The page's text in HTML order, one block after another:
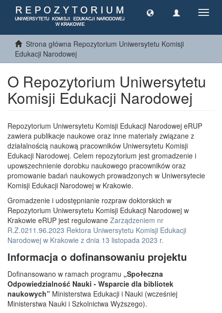
Strona główna Repozytorium Uniwersytetu Komisji
Edukacji Narodowej
O Repozytorium Uniwersytetu
Komisji Edukacji Narodowej
Repozytorium Uniwersytetu Komisji Edukacji Narodowej eRUP
zawiera publikacje naukowe oraz inne materiały związane z
działalnością naukową pracowników Uniwersytetu Komisji
Edukacji Narodowej. Celem repozytorium jest gromadzenie i
upowszechnienie dorobku naukowego pracowników oraz
promowanie badań naukowych prowadzonych w Uniwersytecie
Komisji Edukacji Narodowej w Krakowie.
Gromadzenie i udostępnianie rozpraw doktorskich w
Repozytorium Uniwersytetu Komisji Edukacji Narodowej w
Krakowie eRUP jest regulowane Zarządzeniem nr
R.Z.0211.96.2023 Rektora Uniwersytetu Komisji Edukacji
Narodowej w Krakowie z dnia 13 listopada 2023 r.
Informacja o dofinansowaniu projektu
Dofinansowano w ramach programu „Społeczna
Odpowiedzialność Nauki - Wsparcie dla bibliotek
naukowych” Ministerstwa Edukacji i Nauki (wcześniej
Ministerstwa Nauki i Szkolnictwa Wyższego).